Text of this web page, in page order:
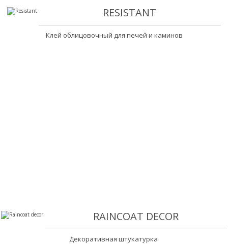
RESISTANT
Клей облицовочный для печей и каминов
RAINCOAT DECOR
Декоративная штукатурка